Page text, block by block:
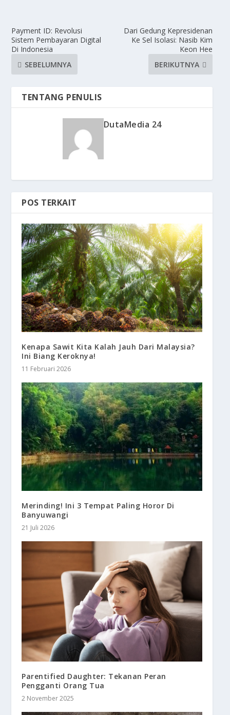
Payment ID: Revolusi
Sistem Pembayaran Digital
Di Indonesia
SEBELUMNYA
Dari Gedung Kepresidenan
Ke Sel Isolasi: Nasib Kim
Keon Hee
BERIKUTNYA
TENTANG PENULIS
DutaMedia 24
POS TERKAIT
Kenapa Sawit Kita Kalah Jauh Dari Malaysia?
Ini Biang Keroknya!
11 Februari 2026
Merinding! Ini 3 Tempat Paling Horor Di
Banyuwangi
21 Juli 2026
Parentified Daughter: Tekanan Peran
Pengganti Orang Tua
2 November 2025